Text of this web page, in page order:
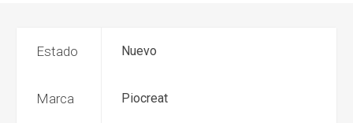
Estado Nuevo
Marca Piocreat